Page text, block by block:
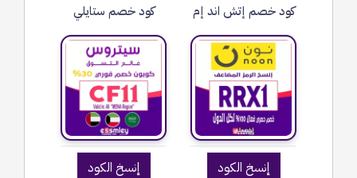
كود خصم إتش اند إم كود خصم ستايلي
إنسخ الكود إنسخ الكود